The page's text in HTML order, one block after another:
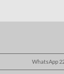
WhatsApp